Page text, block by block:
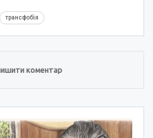
трансфобія
коментар